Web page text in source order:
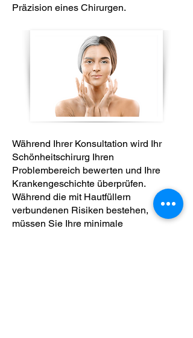
Präzision eines Chirurgen.
Während Ihrer Konsultation wird Ihr
Schönheitschirurg Ihren
Problembereich bewerten und Ihre
Krankengeschichte überprüfen.
Während die mit Hautfüllern
verbundenen Risiken bestehen,
müssen Sie Ihre minimale